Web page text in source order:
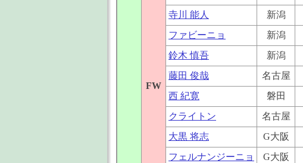
FW
寺川 能人
新潟
ファビーニョ
新潟
鈴木 慎吾
新潟
藤田 俊哉
名古屋
西 紀寛
磐田
クライトン
名古屋
大黒 将志
G大阪
フェルナンジーニョ
G大阪